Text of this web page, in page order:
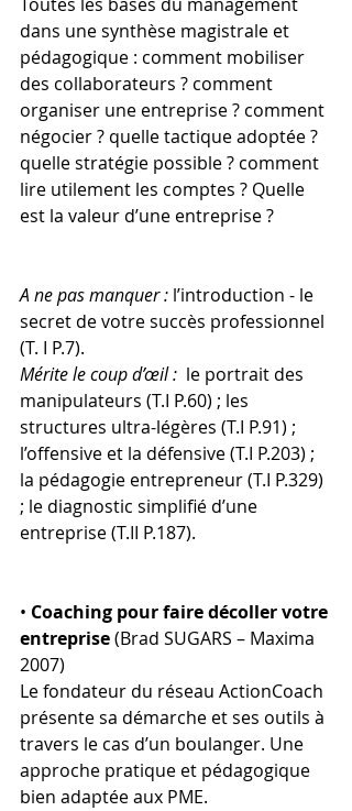
dans une synthèse magistrale et
pédagogique : comment mobiliser
des collaborateurs ? comment
organiser une entreprise ? comment
négocier ? quelle tactique adoptée ?
quelle stratégie possible ? comment
lire utilement les comptes ? Quelle
est la valeur d’une entreprise ?
A ne pas manquer : l’introduction - le
secret de votre succès professionnel
(T. I P.7).
Mérite le coup d’œil :
  le portrait des
manipulateurs (T.I P.60) ; les
structures ultra-légères (T.I P.91) ;
l’offensive et la défensive (T.I P.203) ;
la pédagogie entrepreneur (T.I P.329)
; le diagnostic simplifié d’une
entreprise (T.II P.187).
• Coaching pour faire décoller votre
entreprise (Brad SUGARS – Maxima
2007)
Le fondateur du réseau ActionCoach
présente sa démarche et ses outils à
travers le cas d’un boulanger. Une
approche pratique et pédagogique
bien adaptée aux PME.